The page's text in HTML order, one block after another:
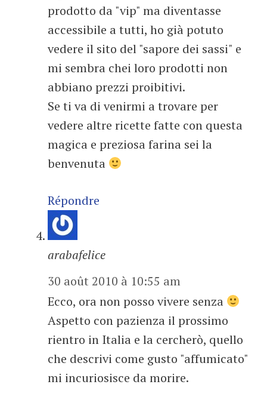
prodotto da "vip" ma diventasse
accessibile a tutti, ho già potuto
vedere il sito del "sapore dei sassi" e
mi sembra chei loro prodotti non
abbiano prezzi proibitivi.
Se ti va di venirmi a trovare per
vedere altre ricette fatte con questa
magica e preziosa farina sei la
benvenuta
Répondre
arabafelice
30 août 2010 à 10:55 am
Ecco, ora non posso vivere senza
Aspetto con pazienza il prossimo
rientro in Italia e la cercherò, quello
che descrivi come gusto "affumicato"
mi incuriosisce da morire.